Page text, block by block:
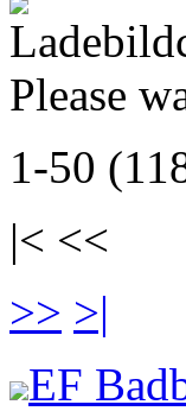
Please
1-50
|< <<
>> >|
EF